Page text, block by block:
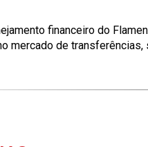
financeiro do
mercado de